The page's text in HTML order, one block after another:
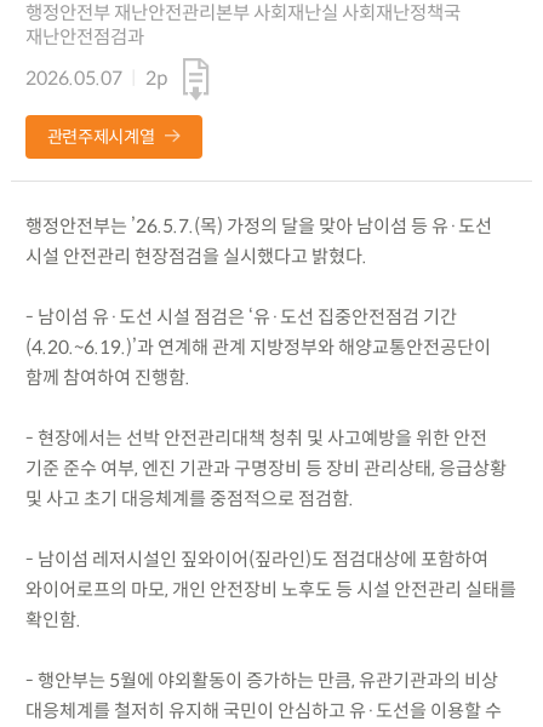
행정안전부 재난안전관리본부 사회재난실 사회재난정책국
재난안전점검과
2026.05.07
2p
관련주제시계열
행정안전부는 ’26.5.7.(목) 가정의 달을 맞아 남이섬 등 유·도선
시설 안전관리 현장점검을 실시했다고 밝혔다.
- 남이섬 유·도선 시설 점검은 ‘유·도선 집중안전점검 기간
(4.20.~6.19.)’과 연계해 관계 지방정부와 해양교통안전공단이
함께 참여하여 진행함.
- 현장에서는 선박 안전관리대책 청취 및 사고예방을 위한 안전
기준 준수 여부, 엔진 기관과 구명장비 등 장비 관리상태, 응급상황
및 사고 초기 대응체계를 중점적으로 점검함.
- 남이섬 레저시설인 짚와이어(짚라인)도 점검대상에 포함하여
와이어로프의 마모, 개인 안전장비 노후도 등 시설 안전관리 실태를
확인함.
- 행안부는 5월에 야외활동이 증가하는 만큼, 유관기관과의 비상
대응체계를 철저히 유지해 국민이 안심하고 유·도선을 이용할 수